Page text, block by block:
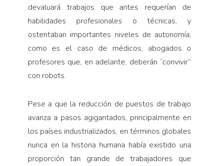
devaluará trabajos que antes requerían de
habilidades profesionales o técnicas, y
ostentaban importantes niveles de autonomía,
como es el caso de médicos, abogados o
profesores que, en adelante, deberán “convivir”
con robots.
Pese a que la reducción de puestos de trabajo
avanza a pasos agigantados, principalmente en
los países industrializados, en términos globales
nunca en la historia humana había existido una
proporción tan grande de trabajadores que